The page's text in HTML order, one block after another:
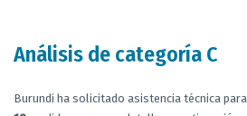
Análisis de categoría C
Burundi ha solicitado asistencia técnica